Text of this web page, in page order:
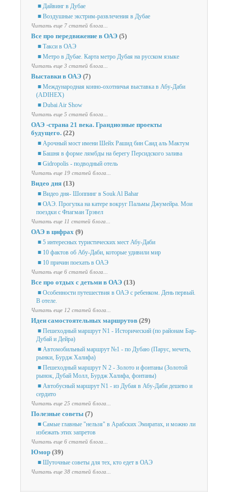
■ Дайвинг в Дубае
■ Воздушные экстрим-развлечения в Дубае
Читать еще 7 статей блога...
Все про передвижение в ОАЭ (5)
■ Такси в ОАЭ
■ Метро в Дубае. Карта метро Дубая на русском языке
Читать еще 3 статей блога...
Выставки в ОАЭ (7)
■ Международная конно-охотничья выставка в Абу-Даби
(ADIHEX)
■ Dubai Air Show
Читать еще 5 статей блога...
ОАЭ -страна 21 века. Грандиозные проекты
будущего. (22)
■ Арочный мост имени Шейх Рашид бин Саид аль Мактум
■ Башня в форме лямбды на берегу Персидского залива
■ Gidropolis - подводный отель
Читать еще 19 статей блога...
Видео дня (13)
■ Видео дня- Шоппинг в Souk Al Bahar
■ ОАЭ. Прогулка на катере вокруг Пальмы Джумейра. Мои
поездки с Флагман Трэвел
Читать еще 11 статей блога...
ОАЭ в цифрах (9)
■ 5 интересных туристических мест Абу-Даби
■ 10 фактов об Абу-Даби, которые удивили мир
■ 10 причин поехать в ОАЭ
Читать еще 6 статей блога...
Все про отдых с детьми в ОАЭ (13)
■ Особенности путешествия в ОАЭ с ребенком. День первый.
В отеле.
Читать еще 12 статей блога...
Идеи самостоятельных маршрутов (29)
■ Пешеходный маршрут N1 - Исторический (по районам Бар-
Дубай и Дейра)
■ Автомобильный маршрут №1 - по Дубаю (Парус, мечеть,
рынки, Бурдж Халифа)
■ Пешеходный маршрут N 2 - Золото и фонтаны (Золотой
рынок, Дубай Молл, Бурдж Халифа, фонтаны)
■ Автобусный маршрут N1 - из Дубая в Абу-Даби дешево и
сердито
Читать еще 25 статей блога...
Полезные советы (7)
■ Самые главные "нельзя" в Арабских Эмиратах, и можно ли
избежать этих запретов
Читать еще 6 статей блога...
Юмор (39)
■ Шуточные советы для тех, кто едет в ОАЭ
Читать еще 38 статей блога...